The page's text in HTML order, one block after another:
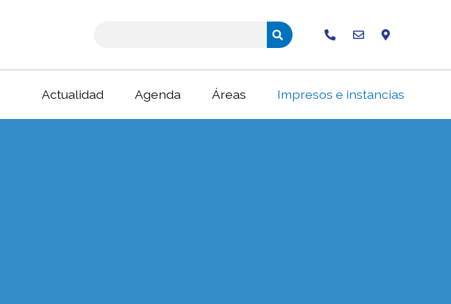
Actualidad Agenda Áreas Impresos e instancias